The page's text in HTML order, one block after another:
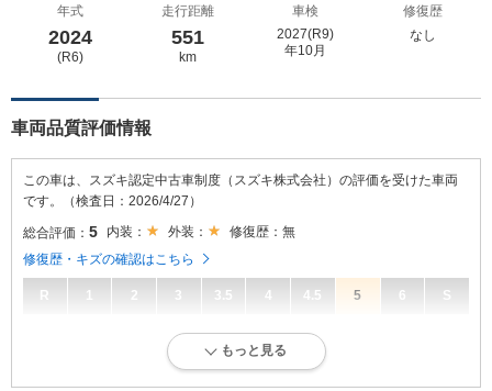
年式
2024
(R6)
走行距離
551
km
車検
2027(R9)
年10月
修復歴
なし
車両品質評価情報
この車は、スズキ認定中古車制度（スズキ株式会社）の評価を受けた車両
です。（検査日：2026/4/27）
総合評価： 5 内装： 外装：
修復歴：無
修復歴・キズの確認はこちら
R 1 2 3 3.5 4 4.5 5 6 S
目立たない傷・凹み等が少しありますが、概ね良好な状態。走行5万km
もっと見る